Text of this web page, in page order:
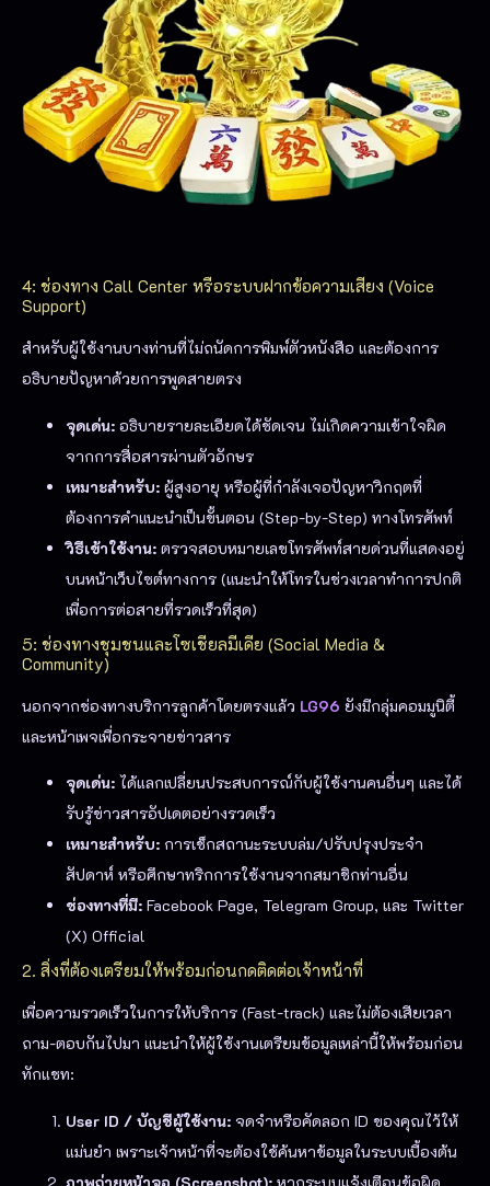
4: ช่องทาง Call Center หรือระบบฝากข้อความเสียง (Voice
Support)
สำหรับผู้ใช้งานบางท่านที่ไม่ถนัดการพิมพ์ตัวหนังสือ และต้องการ
อธิบายปัญหาด้วยการพูดสายตรง
จุดเด่น: อธิบายรายละเอียดได้ชัดเจน ไม่เกิดความเข้าใจผิด
จากการสื่อสารผ่านตัวอักษร
เหมาะสำหรับ: ผู้สูงอายุ หรือผู้ที่กำลังเจอปัญหาวิกฤตที่
ต้องการคำแนะนำเป็นขั้นตอน (Step-by-Step) ทางโทรศัพท์
วิธีเข้าใช้งาน: ตรวจสอบหมายเลขโทรศัพท์สายด่วนที่แสดงอยู่
บนหน้าเว็บไซต์ทางการ (แนะนำให้โทรในช่วงเวลาทำการปกติ
เพื่อการต่อสายที่รวดเร็วที่สุด)
5: ช่องทางชุมชนและโซเชียลมีเดีย (Social Media &
Community)
นอกจากช่องทางบริการลูกค้าโดยตรงแล้ว LG96 ยังมีกลุ่มคอมมูนิตี้
และหน้าเพจเพื่อกระจายข่าวสาร
จุดเด่น: ได้แลกเปลี่ยนประสบการณ์กับผู้ใช้งานคนอื่นๆ และได้
รับรู้ข่าวสารอัปเดตอย่างรวดเร็ว
เหมาะสำหรับ: การเช็กสถานะระบบล่ม/ปรับปรุงประจำ
สัปดาห์ หรือศึกษาทริกการใช้งานจากสมาชิกท่านอื่น
ช่องทางที่มี: Facebook Page, Telegram Group, และ Twitter
(X) Official
2. สิ่งที่ต้องเตรียมให้พร้อมก่อนกดติดต่อเจ้าหน้าที่
เพื่อความรวดเร็วในการให้บริการ (Fast-track) และไม่ต้องเสียเวลา
ถาม-ตอบกันไปมา แนะนำให้ผู้ใช้งานเตรียมข้อมูลเหล่านี้ให้พร้อมก่อน
ทักแชท:
User ID / บัญชีผู้ใช้งาน: จดจำหรือคัดลอก ID ของคุณไว้ให้
แม่นยำ เพราะเจ้าหน้าที่จะต้องใช้ค้นหาข้อมูลในระบบเบื้องต้น
ภาพถ่ายหน้าจอ (Screenshot): หากระบบแจ้งเตือนข้อผิด